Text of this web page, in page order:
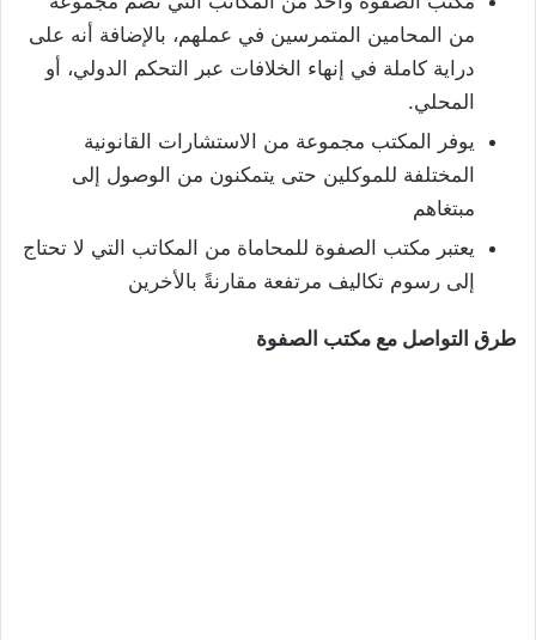
من المحامين المتمرسين في عملهم، بالإضافة أنه على
دراية كاملة في إنهاء الخلافات عبر التحكم الدولي، أو
المحلي.
يوفر المكتب مجموعة من الاستشارات القانونية
المختلفة للموكلين حتى يتمكنون من الوصول إلى
مبتغاهم
يعتبر مكتب الصفوة للمحاماة من المكاتب التي لا تحتاج
إلى رسوم تكاليف مرتفعة مقارنةً بالأخرين
طرق التواصل مع مكتب الصفوة